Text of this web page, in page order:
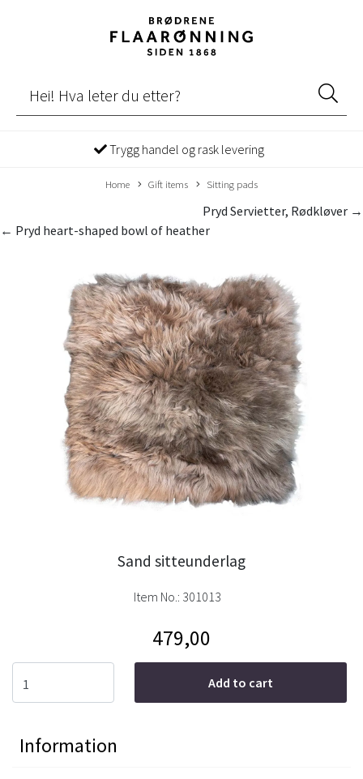
Trygg handel og rask levering
Home Gift items Sitting pads
Pryd Servietter, Rødkløver →
← Pryd heart-shaped bowl of heather
Sand sitteunderlag
Item No.: 301013
479,00
Add to cart
Information